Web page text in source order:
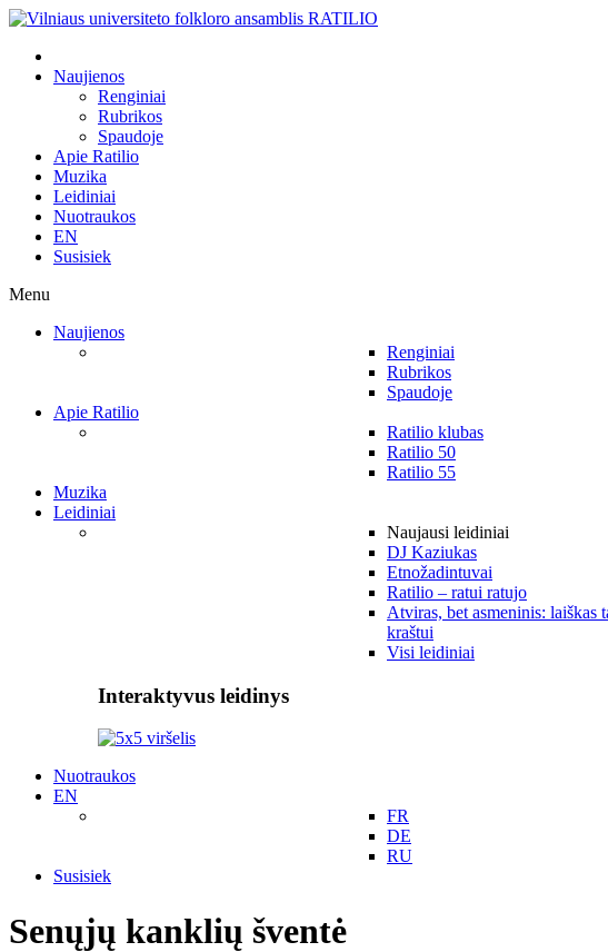
Naujienos
Renginiai
Rubrikos
Spaudoje
Apie Ratilio
Muzika
Leidiniai
Nuotraukos
EN
Susisiek
Menu
Naujienos
Renginiai
Rubrikos
Spaudoje
Apie Ratilio
Ratilio klubas
Ratilio 50
Ratilio 55
Muzika
Leidiniai
Naujausi leidiniai
DJ Kaziukas
Etnožadintuvai
Ratilio – ratui ratujo
Atviras, bet asmeninis: laiškas
kraštui
Visi leidiniai
Interaktyvus leidinys
Nuotraukos
EN
FR
DE
RU
Susisiek
Senųjų kanklių šventė